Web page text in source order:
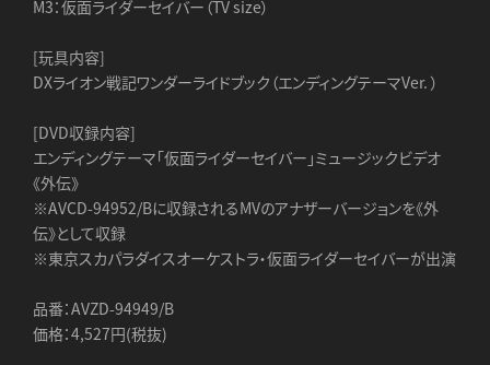
M3：仮面ライダーセイバー（TV size）
[玩具内容]
DXライオン戦記ワンダーライドブック（エンディングテーマVer. ）
[DVD収録内容]
エンディングテーマ「仮面ライダーセイバー」ミュージックビデオ
《外伝》
※AVCD-94952/Bに収録されるMVのアナザーバージョンを《外
伝》として収録
※東京スカパラダイスオーケストラ・仮面ライダーセイバーが出演
品番：AVZD-94949/B
価格：4,527円(税抜)